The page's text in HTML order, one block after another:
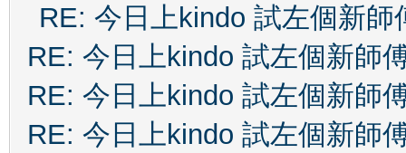
RE: 今日上kindo 試左個新師
RE: 今日上kindo 試左個新師
RE: 今日上kindo 試左個新師
RE: 今日上kindo 試左個新師